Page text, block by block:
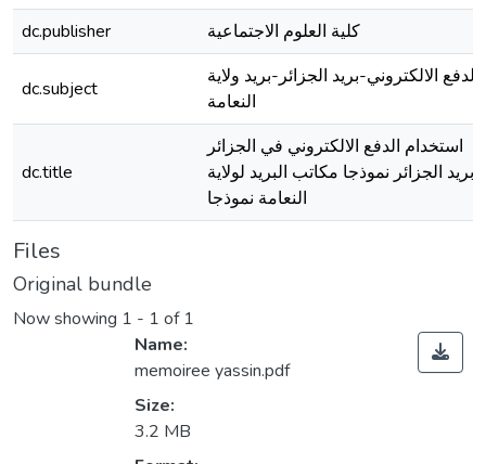
dc.publisher
كلية العلوم الاجتماعية
dc.subject
الدفع الالكتروني-بريد الجزائر-بريد ولاية
النعامة
dc.title
استخدام الدفع الالكتروني في الجزائر
بريد الجزائر نموذجا مكاتب البريد لولاية
النعامة نموذجا
Files
Original bundle
Now showing 1 - 1 of 1
Name:
memoiree yassin.pdf
Size:
3.2 MB